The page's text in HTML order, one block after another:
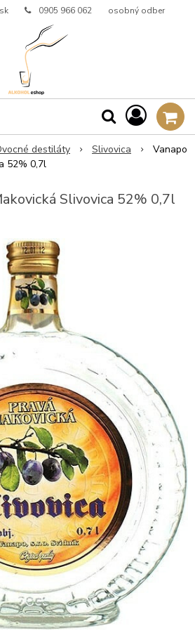
0905 966 062 osobný odber
destiláty Slivovica
Vanapo
52% 0,7l
Slivovica 52% 0,7l